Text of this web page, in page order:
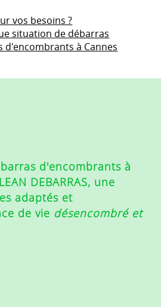
vos besoins ?
situation de débarras
à Cannes
d'encombrants à
DEBARRAS, une
adaptés et
de vie désencombré et